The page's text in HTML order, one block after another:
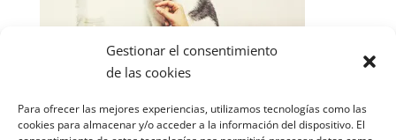
Gestionar el consentimiento
de las cookies
Para ofrecer las mejores experiencias, utilizamos tecnologías como las
cookies para almacenar y/o acceder a la información del dispositivo. El